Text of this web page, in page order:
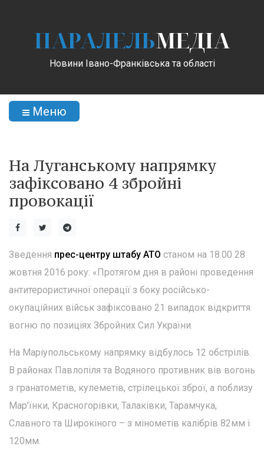
ПАРАЛЕЛЬМЕДІА
Новини Івано-Франківська та області
Меню
На Луганському напрямку
зафіксовано 4 збройні
провокації
Зведення прес-центру штабу АТО станом на 18.00 28
жовтня 2016 року: «Протягом дня в районі проведення
антитерористичної операції з боку російсько-
окупаційних військ зафіксовано 21 випадок відкриття
вогню по позиціях Збройних Сил України.
На Маріупольському напрямку відбулось 12 обстрілів.
В районах Павлопіля та Водяного противник вів вогонь
з гранатометів, кулеметів, стрілецької зброї, а поблизу
Мар’їнки, Красногорівки, Талаківки, Тарамчука,
Славного та Широкіного – з мінометів калібрів 82мм і
120мм.